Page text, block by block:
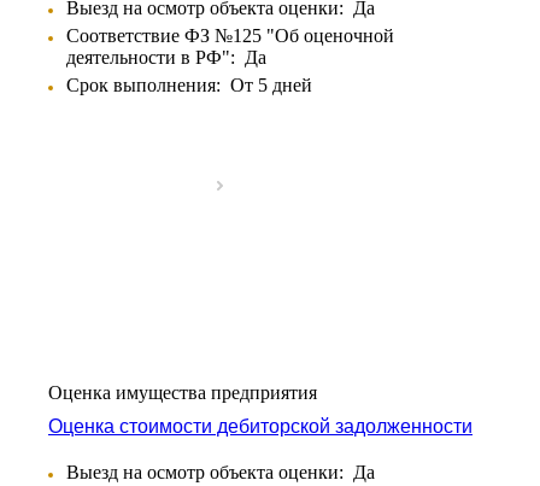
Выезд на осмотр объекта оценки: Да
Соответствие ФЗ №125 "Об оценочной
деятельности в РФ": Да
Срок выполнения: От 5 дней
Оценка имущества предприятия
Оценка стоимости дебиторской задолженности
Выезд на осмотр объекта оценки: Да
Апрелевка
Балашиха
Барабинск
Барнаул